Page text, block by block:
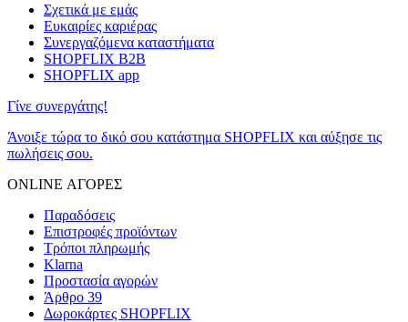
Σχετικά με εμάς
Ευκαιρίες καριέρας
Συνεργαζόμενα καταστήματα
SHOPFLIX B2B
SHOPFLIX app
Γίνε συνεργάτης!
Άνοιξε τώρα το δικό σου κατάστημα SHOPFLIX και αύξησε τις
πωλήσεις σου.
ONLINE ΑΓΟΡΕΣ
Παραδόσεις
Επιστροφές προϊόντων
Τρόποι πληρωμής
Klarna
Προστασία αγορών
Άρθρο 39
Δωροκάρτες SHOPFLIX